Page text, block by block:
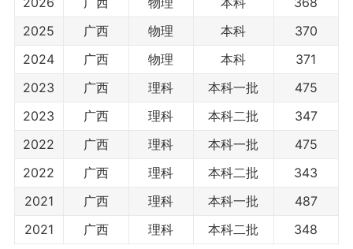
2025
广西 物理 本科
370
2024
广西 物理 本科
371
2023
广西 理科 本科一批
475
2023
广西 理科 本科二批
347
2022
广西 理科 本科一批
475
2022
广西 理科 本科二批
343
2021
广西 理科 本科一批
487
2021
广西 理科 本科二批 348